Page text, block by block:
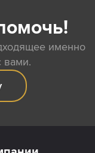
именно
вами.